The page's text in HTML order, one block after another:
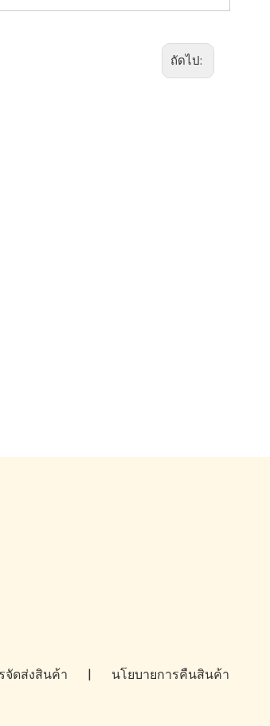
ถัดไป:
จัดส่งสินค้า |
นโยบายการคืนสินค้า